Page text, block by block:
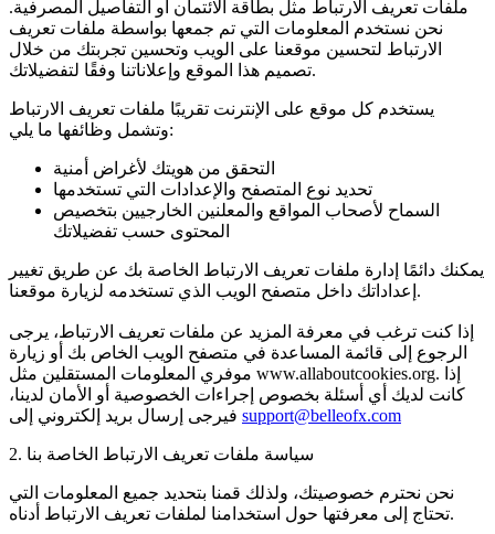
ملفات تعريف الارتباط مثل بطاقة الائتمان أو التفاصيل المصرفية.
نحن نستخدم المعلومات التي تم جمعها بواسطة ملفات تعريف
الارتباط لتحسين موقعنا على الويب وتحسين تجربتك من خلال
تصميم هذا الموقع وإعلاناتنا وفقًا لتفضيلاتك.
يستخدم كل موقع على الإنترنت تقريبًا ملفات تعريف الارتباط
وتشمل وظائفها ما يلي:
التحقق من هويتك لأغراض أمنية
تحديد نوع المتصفح والإعدادات التي تستخدمها
السماح لأصحاب المواقع والمعلنين الخارجيين بتخصيص
المحتوى حسب تفضيلاتك
يمكنك دائمًا إدارة ملفات تعريف الارتباط الخاصة بك عن طريق تغيير
إعداداتك داخل متصفح الويب الذي تستخدمه لزيارة موقعنا.
إذا كنت ترغب في معرفة المزيد عن ملفات تعريف الارتباط، يرجى
الرجوع إلى قائمة المساعدة في متصفح الويب الخاص بك أو زيارة
موفري المعلومات المستقلين مثل www.allaboutcookies.org. إذا
كانت لديك أي أسئلة بخصوص إجراءات الخصوصية أو الأمان لدينا،
support@belleofx.com
2. سياسة ملفات تعريف الارتباط الخاصة بنا
نحن نحترم خصوصيتك، ولذلك قمنا بتحديد جميع المعلومات التي
تحتاج إلى معرفتها حول استخدامنا لملفات تعريف الارتباط أدناه.